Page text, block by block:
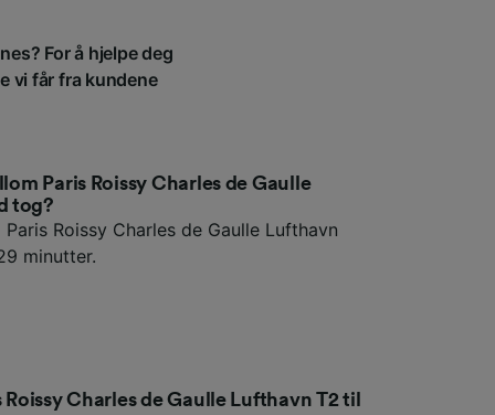
For å hjelpe deg
vi får fra kundene
Paris Roissy Charles de Gaulle
tog?
Roissy Charles de Gaulle Lufthavn
minutter.
Charles de Gaulle Lufthavn T2 til